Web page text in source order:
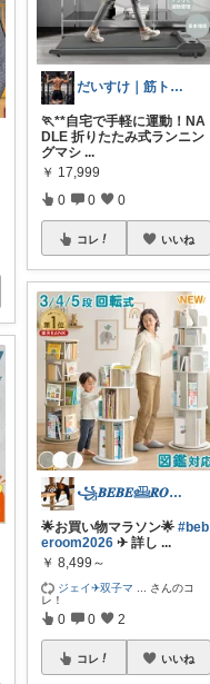
だいすけ｜筋トレ×健康食✕バイクROOM
🏃**自宅で手軽に運動！NA
DLE 折りたたみ式ランニン
グマシ ...
￥ 17,999
0 0 0
コレ いいね
꧁𝑩𝑬𝑩𝑬𓊝𝑹𝑶𝑶𝑴꧂
🌟お買い物マラソン🌟#beb
eroom2026 ✈︎ 詳し ...
￥ 8,499～
ジェイ✈双子マ
さんのコ
レ！
0 0 2
コレ いいね